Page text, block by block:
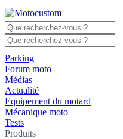
Parking
Forum moto
Médias
Actualité
Equipement du motard
Mécanique moto
Tests
Produits